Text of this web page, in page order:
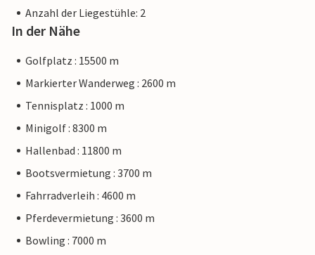
Anzahl der Liegestühle: 2
In der Nähe
Golfplatz : 15500 m
Markierter Wanderweg : 2600 m
Tennisplatz : 1000 m
Minigolf : 8300 m
Hallenbad : 11800 m
Bootsvermietung : 3700 m
Fahrradverleih : 4600 m
Pferdevermietung : 3600 m
Bowling : 7000 m